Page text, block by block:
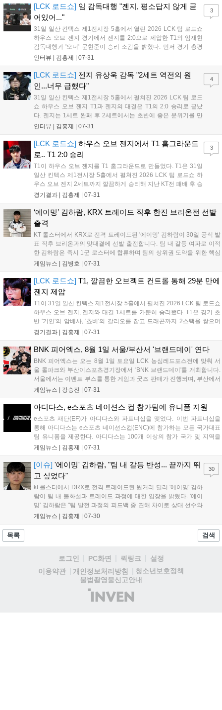
유칼의 안정적인 활약이 돋보인 이번 경기는 향후 리그 순위 경쟁
에 큰 영향을 미칠 전망입니다....
[LCK 로드쇼] 임 감독대행 "젠지, 평소답지 않게 굳
어있어..."
31일 일산 킨텍스 제1전시장 5홀에서 열린 2026 LCK 팀 로드쇼
하우스 오브 젠지 경기에서 젠지를 2:0으로 제압한 T1의 임재현
감독대행과 '오너' 문현준이 승리 소감을 밝혔다. 먼저 경기 총평
에 대해 임재현 감독대행은 "1세트는 큰 실수 없이 깔끔했고, 2세
잘 풀어냈다"고 평가했다. '...
인터뷰 | 김홍제 | 07-31
3
[LCK 로드쇼] 젠지 유상욱 감독 "2세트 역전의 원
인...너무 급했다"
31일 일산 킨텍스 제1전시장 5홀에서 펼쳐진 2026 LCK 팀 로드
쇼 하우스 오브 젠지 T1과 젠지의 대결은 T1의 2:0 승리로 끝났
다. 젠지는 1세트 완패 후 2세트에서는 초반에 좋은 분위기를 만
들었지만, 잘 성장한 '페이즈'의 활약으로 인해 역전패를 당하며
욱 감독과 '듀로' 주민규의...
인터뷰 | 김홍제 | 07-31
4
[LCK 로드쇼] 하우스 오브 젠지에서 T1 홈그라운드
로.. T1 2:0 승리
T1이 하우스 오브 젠지를 T1 홈그라운드로 만들었다. T1은 31일
일산 킨텍스 제1전시장 5홀에서 펼쳐진 2026 LCK 팀 로드쇼 하
우스 오브 젠지 2세트까지 깔끔하게 승리해 지난 KT전 패배 후 승
리를 기록해 분위기 반전에 성공했다. 초반부터 T1이 상대 정글로
짜오 점멸이 빠졌고, '...
경기결과 | 김홍제 | 07-31
3
‘에이밍’ 김하람, KRX 트레이드 직후 한진 브리온전 선발
출격
KT 롤스터에서 KRX로 전격 트레이드된 '에이밍' 김하람이 30일 공식 발
표 직후 브리온과의 맞대결에 선발 출전합니다. 팀 내 갈등 여파로 이적
한 김하람은 즉시 1군 로스터에 합류하며 팀의 상위권 도약을 위한 핵심
전력으로 투입됩니다. 김하람은 언쟁에 대해 반성하며 성숙한 모습을 다
중되고 있습니다....
게임뉴스 | 김병호 | 07-31
[LCK 로드쇼] T1, 깔끔한 오브젝트 컨트롤 통해 29분 만에
젠지 제압
T1이 31일 일산 킨텍스 제1전시장 5홀에서 펼쳐진 2026 LCK 팀 로드쇼
하우스 오브 젠지, 젠지와 대결 1세트를 가뿐히 승리했다. T1은 경기 초
반 '기인'의 암베사, '쵸비'의 갈리오를 잡고 드래곤까지 2스택을 쌓으며
기분 좋게 출발했다. 젠지는 잠시 후 바텀 다이브로 '도란'의 나르를 잡아
경기결과 | 김홍제 | 07-31
BNK 피어엑스, 8월 1일 서울/부산서 '브랜드데이' 연다
BNK 피어엑스는 오는 8월 1일 토요일 LCK 농심레드포스전에 맞춰 서
울 롤파크와 부산이스포츠경기장에서 'BNK 브랜드데이'를 개최합니다.
서울에서는 이벤트 부스를 통한 게임과 굿즈 판매가 진행되며, 부산에서
는 뷰잉파티와 함께 스탬프 투어, 미션 게임 등 다양한 체험형 콘텐츠가
며, 팬들에게 BNK와 피어엑스가 만드는 브랜드 가치를 직접 경험할 기
게임뉴스 | 강승진 | 07-31
아디다스, e스포츠 네이션스 컵 참가팀에 유니폼 지원
e스포츠 재단(EF)가 아디다스와 파트너십을 맺었다. 이번 파트너십을
통해 아디다스는 e스포츠 네이션스컵(ENC)에 참가하는 모든 국가대표
팀 유니폼을 제공한다. 아디다스는 100개 이상의 참가 국가 및 지역을
위해 맞춤형 경기복을 디자인 및 제작하며, 2,000여 명의 선수와 코치를
트레이...
게임뉴스 | 김홍제 | 07-31
[이슈] '에이밍' 김하람, "팀 내 갈등 반성... 끝까지 뛰
고 싶었다"
kt 롤스터에서 DRX로 전격 트레이드된 원거리 딜러 '에이밍' 김하
람이 팀 내 불화설과 트레이드 과정에 대한 입장을 밝혔다. '에이
밍' 김하람은 "팀 발전 과정의 피드백 중 견해 차이로 상대 선수와
감정적인 언쟁이 오갔고, 이 과정에서 부적절한 언행을 주고받은
게임뉴스 | 김홍제 | 07-30
30
목록 검색
로그인 PC화면 퀵링크
설정
이용약관
개인정보처리방침
청소년보호정책
불법촬영물신고안내
(주)
인